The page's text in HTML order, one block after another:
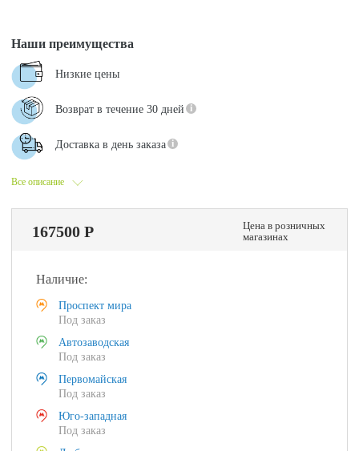
Все описание
Наши преимущества
Низкие цены
Возврат в течение 30 дней
Доставка в день заказа
167500 Р
Цена в розничных
магазинах
Наличие:
Проспект мира
Под заказ
Автозаводская
Под заказ
Первомайская
Под заказ
Юго-западная
Под заказ